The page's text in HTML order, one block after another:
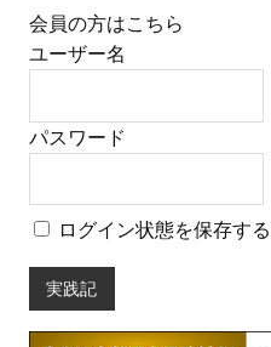
会員の方はこちら
ユーザー名
パスワード
ログイン状態を保存する
実践記